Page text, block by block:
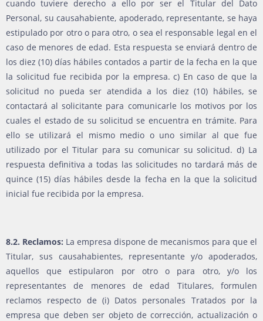
cuando tuviere derecho a ello por ser el Titular del Dato
Personal, su causahabiente, apoderado, representante, se haya
estipulado por otro o para otro, o sea el responsable legal en el
caso de menores de edad. Esta respuesta se enviará dentro de
los diez (10) días hábiles contados a partir de la fecha en la que
la solicitud fue recibida por la empresa. c) En caso de que la
solicitud no pueda ser atendida a los diez (10) hábiles, se
contactará al solicitante para comunicarle los motivos por los
cuales el estado de su solicitud se encuentra en trámite. Para
ello se utilizará el mismo medio o uno similar al que fue
utilizado por el Titular para su comunicar su solicitud. d) La
respuesta definitiva a todas las solicitudes no tardará más de
quince (15) días hábiles desde la fecha en la que la solicitud
inicial fue recibida por la empresa.
8.2. Reclamos: La empresa dispone de mecanismos para que el
Titular, sus causahabientes, representante y/o apoderados,
aquellos que estipularon por otro o para otro, y/o los
representantes de menores de edad Titulares, formulen
reclamos respecto de (i) Datos personales Tratados por la
empresa que deben ser objeto de corrección, actualización o